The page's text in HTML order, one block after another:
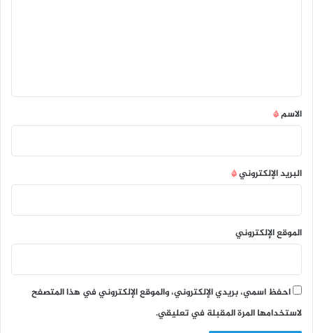
*
الاسم*
البريد الإلكتروني*
الموقع الإلكتروني
احفظ اسمي، بريدي الإلكتروني، والموقع الإلكتروني في هذا المتصفح
لاستخدامها المرة المقبلة في تعليقي.